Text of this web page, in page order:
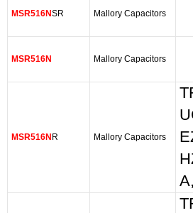
MSR516NSR Mallory Capacitors
MSR516N Mallory Capacitors
MSR516N R Mallory Capacitors